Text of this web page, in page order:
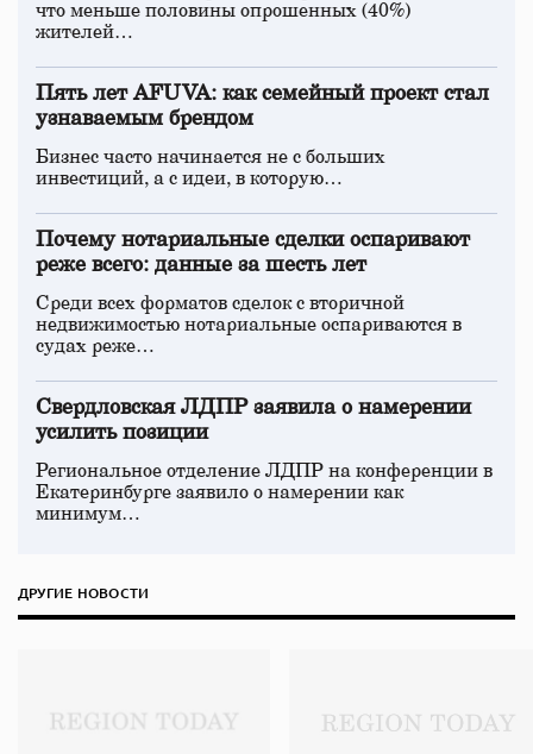
что меньше половины опрошенных (40%)
жителей…
Пять лет AFUVA: как семейный проект стал
узнаваемым брендом
Бизнес часто начинается не с больших
инвестиций, а с идеи, в которую…
Почему нотариальные сделки оспаривают
реже всего: данные за шесть лет
Среди всех форматов сделок с вторичной
недвижимостью нотариальные оспариваются в
судах реже…
Свердловская ЛДПР заявила о намерении
усилить позиции
Региональное отделение ЛДПР на конференции в
Екатеринбурге заявило о намерении как
минимум…
ДРУГИЕ НОВОСТИ